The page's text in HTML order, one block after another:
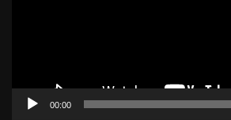
00:00